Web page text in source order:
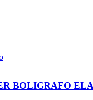
BOLIGRAFO